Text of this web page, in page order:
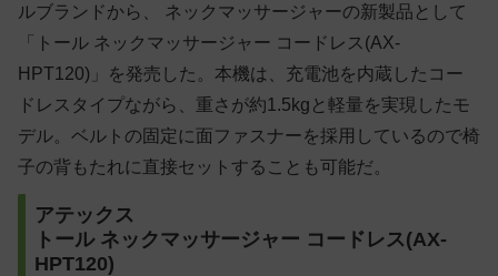
ルブランドから、 ネックマッサージャーの新製品として
「トール ネックマッサージャー コードレス(AX-
HPT120)」を発売した。本機は、充電池を内蔵したコー
ドレスタイプながら、重さが約1.5kgと軽量を実現したモ
デル。ベルトの固定に面ファスナーを採用しているので椅
子の背もたれに直接セットすることも可能だ。
アテックス
トール ネックマッサージャー コードレス(AX-
HPT120)